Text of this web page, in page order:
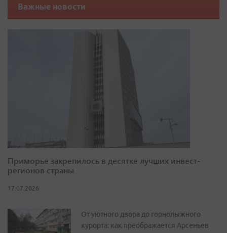
Важные новости
Приморье закрепилось в десятке лучших инвест-
регионов страны
17.07.2026
От уютного двора до горнолыжного
курорта: как преображается Арсеньев